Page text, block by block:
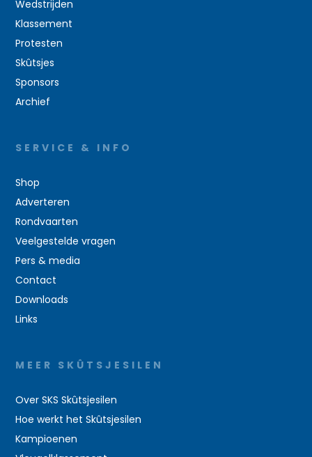
Wedstrijden
Klassement
Protesten
Skûtsjes
Sponsors
Archief
SERVICE & INFO
Shop
Adverteren
Rondvaarten
Veelgestelde vragen
Pers & media
Contact
Downloads
Links
MEER SKÛTSJESILEN
Over SKS Skûtsjesilen
Hoe werkt het Skûtsjesilen
Kampioenen